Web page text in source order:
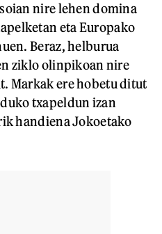
nire lehen domina
eta Europako
Beraz, helburua
ziklo olinpikoan nire
Markak ere hobetu ditut
txapeldun izan
handiena Jokoetako